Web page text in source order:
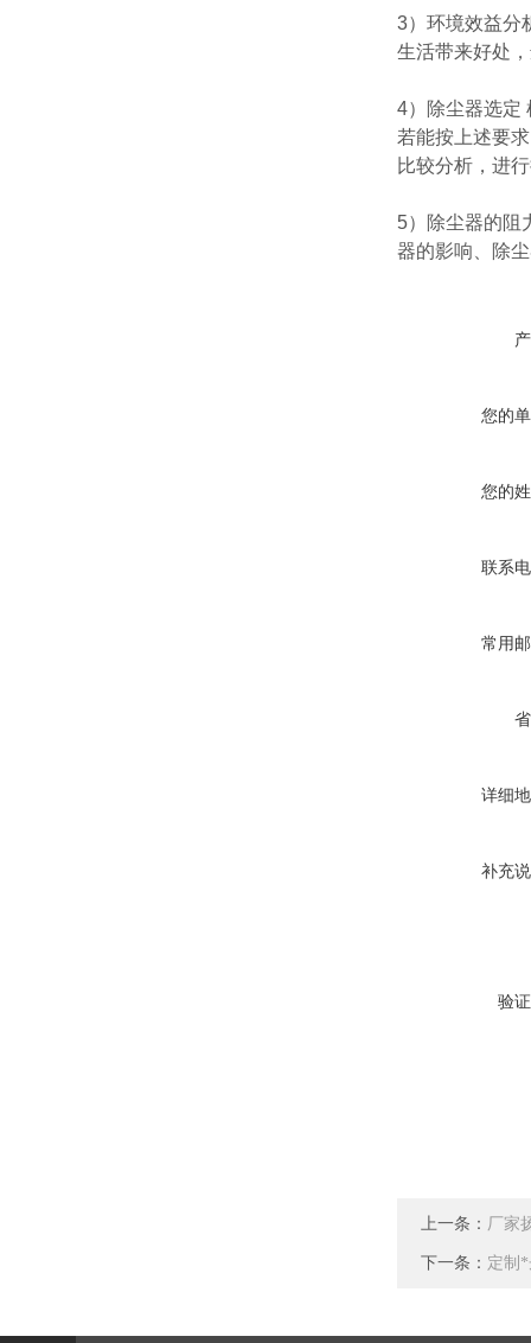
3）环境效益分
生活带来好处
4）除尘器选定
若能按上述要
比较分析，进
5）除尘器的阻
器的影响、除
您的
您的
联系
常用
详细
补充
验
上一条： 厂家
下一条： 定制